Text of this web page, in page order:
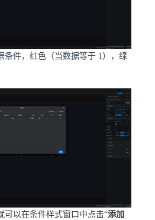
条件，红色（当数据等于 1），绿
可以在条件样式窗口中点击“添加